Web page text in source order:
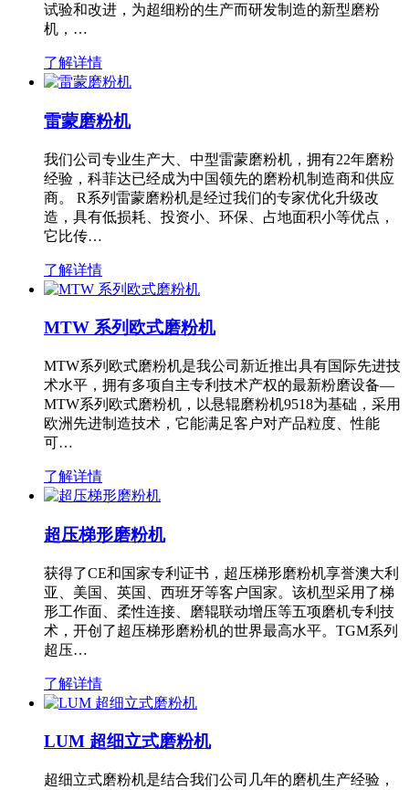
试验和改进，为超细粉的生产而研发制造的新型磨粉
机，…
了解详情
雷蒙磨粉机
我们公司专业生产大、中型雷蒙磨粉机，拥有22年磨粉
经验，科菲达已经成为中国领先的磨粉机制造商和供应
商。 R系列雷蒙磨粉机是经过我们的专家优化升级改
造，具有低损耗、投资小、环保、占地面积小等优点，
它比传…
了解详情
MTW 系列欧式磨粉机
MTW系列欧式磨粉机是我公司新近推出具有国际先进技
术水平，拥有多项自主专利技术产权的最新粉磨设备—
MTW系列欧式磨粉机，以悬辊磨粉机9518为基础，采用
欧洲先进制造技术，它能满足客户对产品粒度、性能
可…
了解详情
超压梯形磨粉机
获得了CE和国家专利证书，超压梯形磨粉机享誉澳大利
亚、美国、英国、西班牙等客户国家。该机型采用了梯
形工作面、柔性连接、磨辊联动增压等五项磨机专利技
术，开创了超压梯形磨粉机的世界最高水平。TGM系列
超压…
了解详情
LUM 超细立式磨粉机
超细立式磨粉机是结合我们公司几年的磨机生产经验，